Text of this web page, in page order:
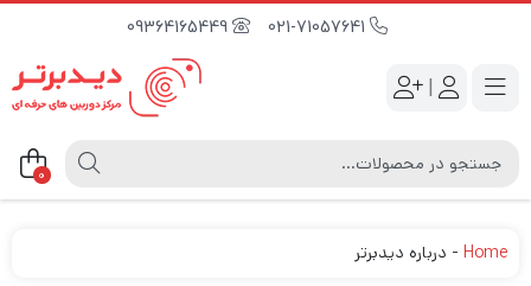
09364165449
|
0
Home
- درباره دیدبرتر